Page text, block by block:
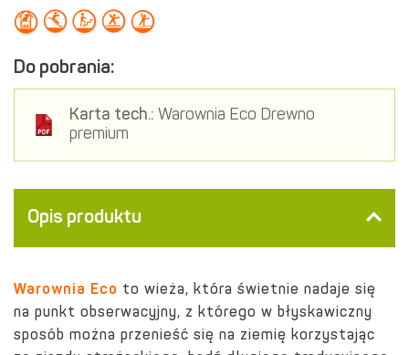
Do pobrania:
Karta tech.: Warownia Eco Drewno
premium
Opis produktu
Warownia Eco to wieża, która świetnie nadaje się
na punkt obserwacyjny, z którego w błyskawiczny
sposób można przenieść się na ziemię korzystając